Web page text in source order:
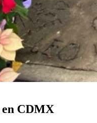
en CDMX